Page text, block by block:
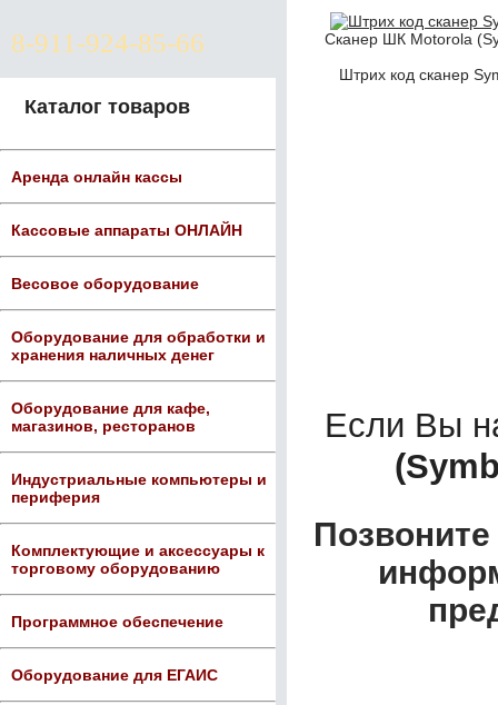
8-911-924-85-66
Каталог товаров
Аренда онлайн кассы
Кассовые аппараты ОНЛАЙН
Весовое оборудование
Оборудование для обработки и
хранения наличных денег
Оборудование для кафе,
магазинов, ресторанов
Индустриальные компьютеры и
периферия
Комплектующие и аксессуары к
торговому оборудованию
Программное обеспечение
Оборудование для ЕГАИС
Сканер ШК Motorola
Штрих код сканер
Если Вы